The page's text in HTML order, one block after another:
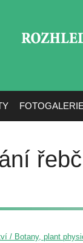
/ Botany, plant